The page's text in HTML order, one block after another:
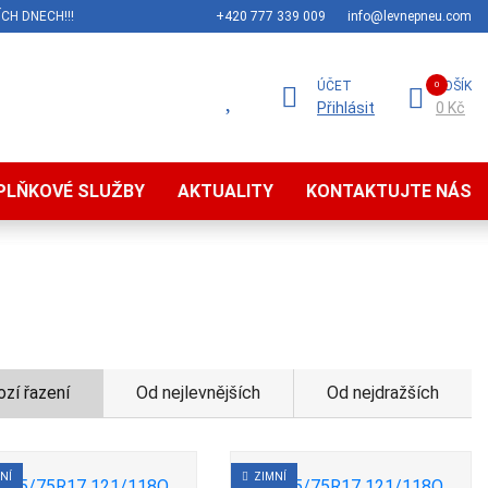
DNECH!!! +420 777 339 009 info@levnepneu.com
ÚČET
Přihlásit
KOŠÍK
0 Kč
SLUŽBY AKTUALITY KONTAKTUJTE NÁS
řazení Od nejlevnějších Od nejdražších
ZIMNÍ